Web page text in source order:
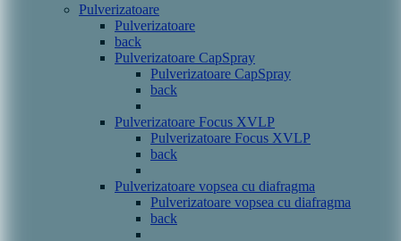
Pulverizatoare
Pulverizatoare
back
Pulverizatoare CapSpray
Pulverizatoare CapSpray
back
Pulverizatoare Focus XVLP
Pulverizatoare Focus XVLP
back
Pulverizatoare vopsea cu diafragma
Pulverizatoare vopsea cu diafragma
back